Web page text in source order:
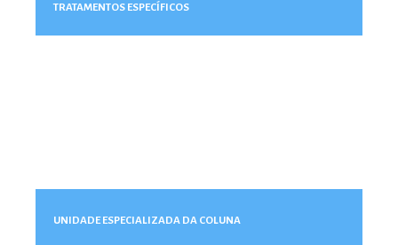
TRATAMENTOS ESPECÍFICOS
UNIDADE ESPECIALIZADA DA COLUNA